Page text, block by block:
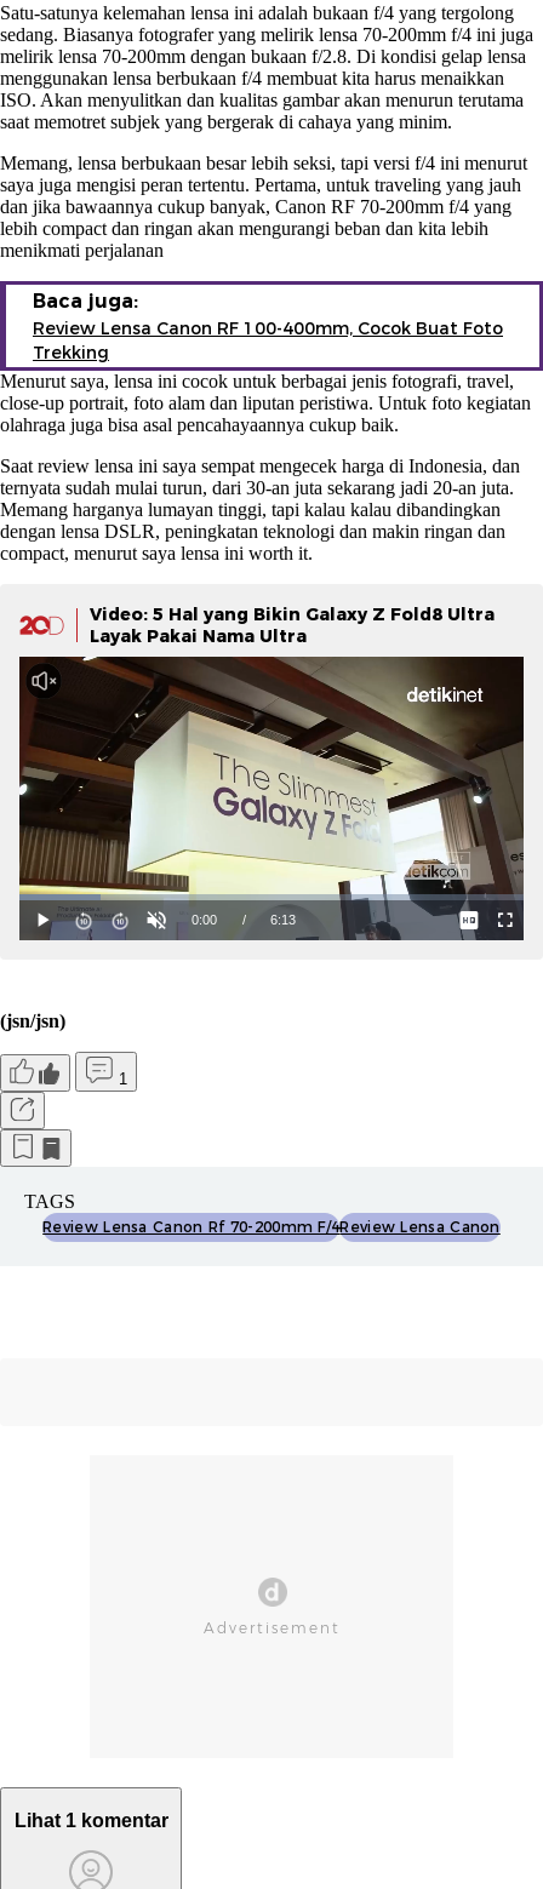
Satu-satunya kelemahan lensa ini adalah bukaan f/4 yang tergolong
sedang. Biasanya fotografer yang melirik lensa 70-200mm f/4 ini juga
melirik lensa 70-200mm dengan bukaan f/2.8. Di kondisi gelap lensa
menggunakan lensa berbukaan f/4 membuat kita harus menaikkan
ISO. Akan menyulitkan dan kualitas gambar akan menurun terutama
saat memotret subjek yang bergerak di cahaya yang minim.
Memang, lensa berbukaan besar lebih seksi, tapi versi f/4 ini menurut
saya juga mengisi peran tertentu. Pertama, untuk traveling yang jauh
dan jika bawaannya cukup banyak, Canon RF 70-200mm f/4 yang
lebih compact dan ringan akan mengurangi beban dan kita lebih
menikmati perjalanan
Baca juga:
Review Lensa Canon RF 100-400mm, Cocok Buat Foto
Trekking
Menurut saya, lensa ini cocok untuk berbagai jenis fotografi, travel,
close-up portrait, foto alam dan liputan peristiwa. Untuk foto kegiatan
olahraga juga bisa asal pencahayaannya cukup baik.
Saat review lensa ini saya sempat mengecek harga di Indonesia, dan
ternyata sudah mulai turun, dari 30-an juta sekarang jadi 20-an juta.
Memang harganya lumayan tinggi, tapi kalau kalau dibandingkan
dengan lensa DSLR, peningkatan teknologi dan makin ringan dan
compact, menurut saya lensa ini worth it.
Video: 5 Hal yang Bikin Galaxy Z Fold8 Ultra
Layak Pakai Nama Ultra
(jsn/jsn)
1
TAGS
Review Lensa Canon Rf 70-200mm F/4Review Lensa Canon
Lihat 1 komentar